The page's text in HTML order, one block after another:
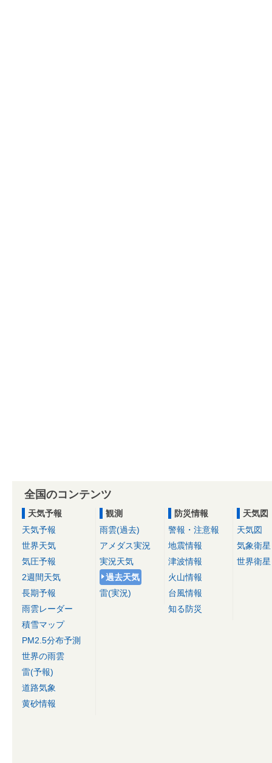
全国のコンテンツ
天気予報
天気予報
世界天気
気圧予報
2週間天気
長期予報
雨雲レーダー
積雪マップ
PM2.5分布予測
世界の雨雲
雷(予報)
道路気象
黄砂情報
観測
雨雲(過去)
アメダス実況
実況天気
過去天気
雷(実況)
防災情報
警報・注意報
地震情報
津波情報
火山情報
台風情報
知る防災
天気図
天気図
気象衛星
世界衛星